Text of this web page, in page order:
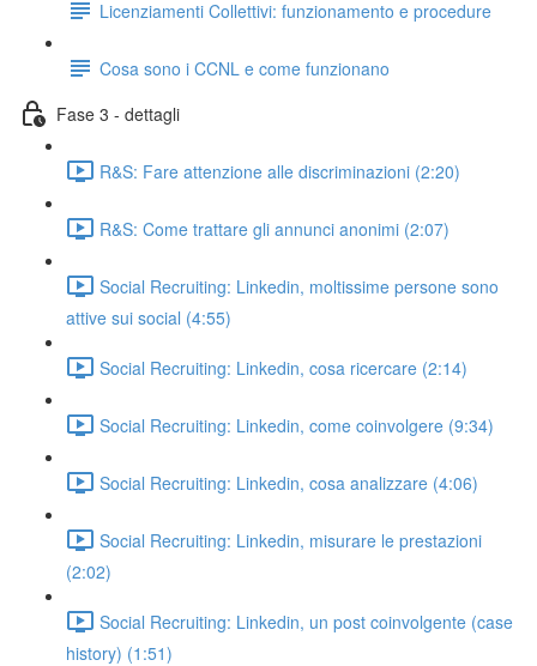
Licenziamenti Collettivi: funzionamento e procedure
Cosa sono i CCNL e come funzionano
Fase 3 - dettagli
R&S: Fare attenzione alle discriminazioni (2:20)
R&S: Come trattare gli annunci anonimi (2:07)
Social Recruiting: Linkedin, moltissime persone sono
attive sui social (4:55)
Social Recruiting: Linkedin, cosa ricercare (2:14)
Social Recruiting: Linkedin, come coinvolgere (9:34)
Social Recruiting: Linkedin, cosa analizzare (4:06)
Social Recruiting: Linkedin, misurare le prestazioni
(2:02)
Social Recruiting: Linkedin, un post coinvolgente (case
history) (1:51)